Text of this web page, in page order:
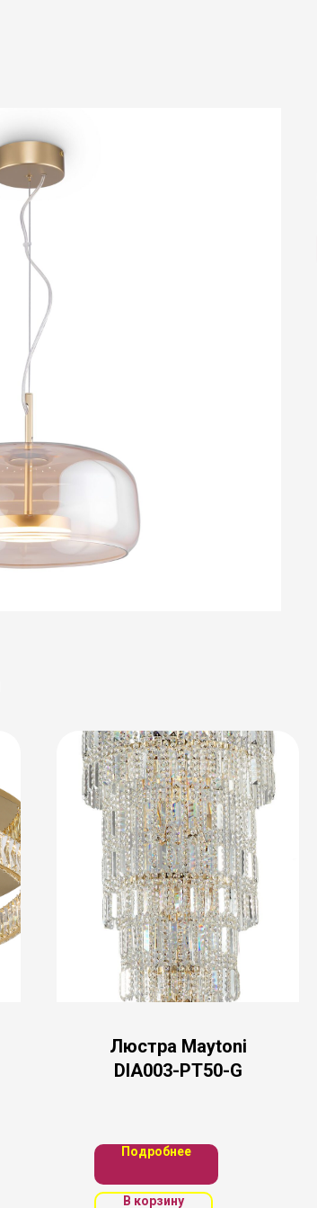
Люстра Maytoni
DIA003-PT50-G
Подробнее
В корзину